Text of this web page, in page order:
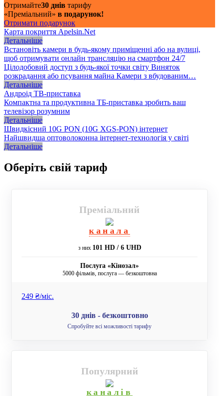
Отримайте30 днів тарифу
«Преміальний» в подарунок!
Отримати подарунок
Карта покриття Apelsin.Net
Детальніше
Встановіть камери в будь-якому приміщенні або на вулиці,
щоб отримувати онлайн трансляцію на смартфон 24/7
Цілодобовий доступ з будь-якої точки світу Виняток
розкрадання або псування майна Камери з вбудованим…
Детальніше
Андроід ТВ-приставка
Компактна та продуктивна ТБ-приставка зробить ваш
телевізор розумним
Детальніше
Швидкісний 10G PON (10G XGS-PON) інтернет
Найшвидша оптоволоконна інтернет-технологія у світі
Детальніше
Оберіть свій тариф
Преміальний
канала
з них 101 HD / 6 UHD
Послуга «Кінозал»
5000 фільмів, послуга — безкоштовна
249 ₴/мiс.
30 днів - безкоштовно
Спробуйте всі можливості тарифу
Популярний
каналів